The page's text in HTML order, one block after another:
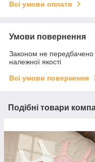
Всі умови оплати
Умови повернення
Законом не передбачено
належної якості
Всі умови повернення
Подібні товари